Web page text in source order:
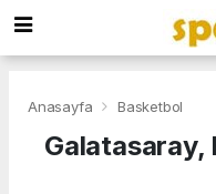
Anasayfa Basketbol